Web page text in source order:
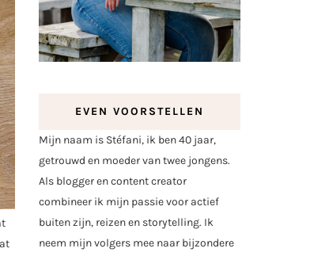
EVEN VOORSTELLEN
Mijn naam is Stéfani, ik ben 40 jaar,
getrouwd en moeder van twee jongens.
Als blogger en content creator
combineer ik mijn passie voor actief
buiten zijn, reizen en storytelling. Ik
neem mijn volgers mee naar bijzondere